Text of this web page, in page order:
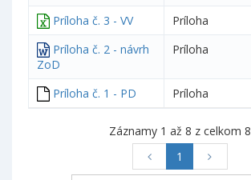
Príloha č. 3 - VV Príloha
Príloha č. 2 - návrh
ZoD
Príloha
Príloha č. 1 - PD Príloha
Záznamy 1 až 8 z celkom 8
1